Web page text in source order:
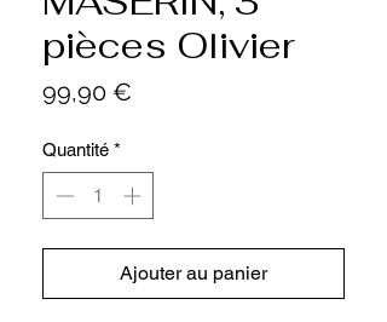
pièces Olivier
99,90 €
Quantité *
Ajouter au panier